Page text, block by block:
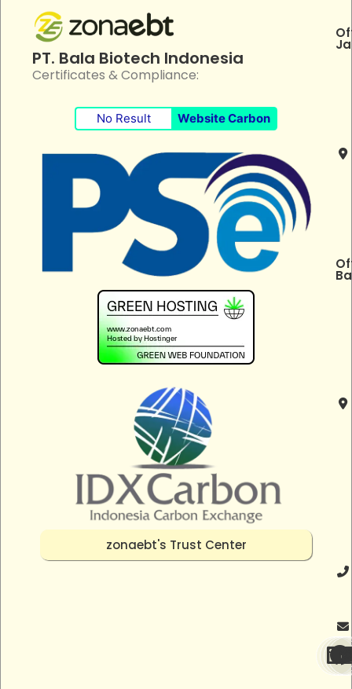
PT. Bala Biotech Indonesia
Certificates & Compliance:
No Result Website Carbon
zonaebt's Trust Center